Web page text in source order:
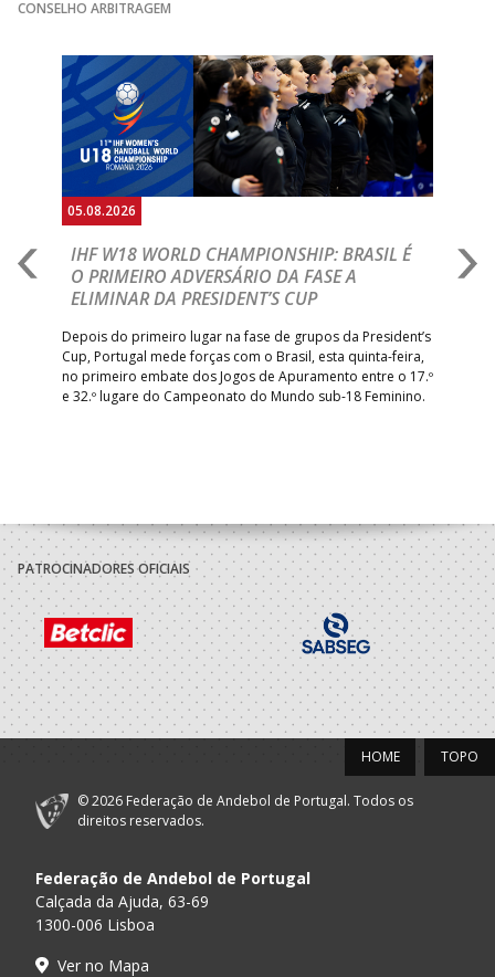
CONSELHO ARBITRAGEM
05.08.2026
IHF W18 WORLD CHAMPIONSHIP: BRASIL É
O PRIMEIRO ADVERSÁRIO DA FASE A
ELIMINAR DA PRESIDENT’S CUP
Depois do primeiro lugar na fase de grupos da President’s
Cup, Portugal mede forças com o Brasil, esta quinta-feira,
no primeiro embate dos Jogos de Apuramento entre o 17.º
e 32.º lugare do Campeonato do Mundo sub-18 Feminino.
Anterior
PATROCINADORES OFICIAIS
TOPO
HOME
© 2026 Federação de Andebol de Portugal. Todos os
direitos reservados.
Federação de Andebol de Portugal
Calçada da Ajuda, 63-69
1300-006 Lisboa
Ver no Mapa